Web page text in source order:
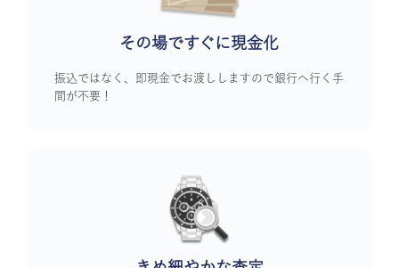
その場ですぐに現金化
振込ではなく、即現金でお渡ししますので銀行へ行く手
間が不要！